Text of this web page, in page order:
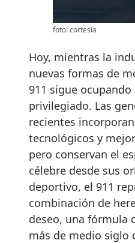
foto: cortesía
Hoy, mientras la
nuevas formas de
911 sigue
privilegiado. Las
recientes
tecnológicos y
pero conservan el
célebre desde sus
deportivo, el 911
combinación de
deseo, una fórmula
más de medio siglo